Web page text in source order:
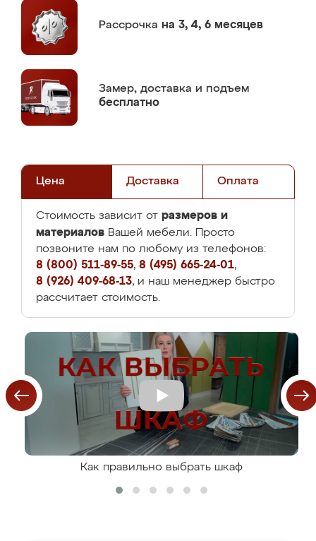
Рассрочка на 3, 4, 6 месяцев
Замер, доставка и подъем
бесплатно
Цена Доставка Оплата
Стоимость зависит от размеров и
материалов Вашей мебели. Просто
позвоните нам по любому из телефонов:
8 (800) 511-89-55, 8 (495) 665-24-01,
8 (926) 409-68-13, и наш менеджер быстро
рассчитает стоимость.
Как правильно выбрать шкаф